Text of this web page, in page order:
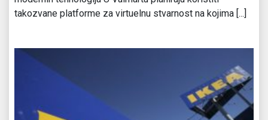
takozvane platforme za virtuelnu stvarnost na kojima [...]